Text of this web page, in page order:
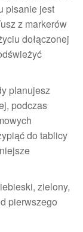
pisanie jest
z markerów
dołączonej
planujesz
podczas
do tablicy
zielony,
pierwszego